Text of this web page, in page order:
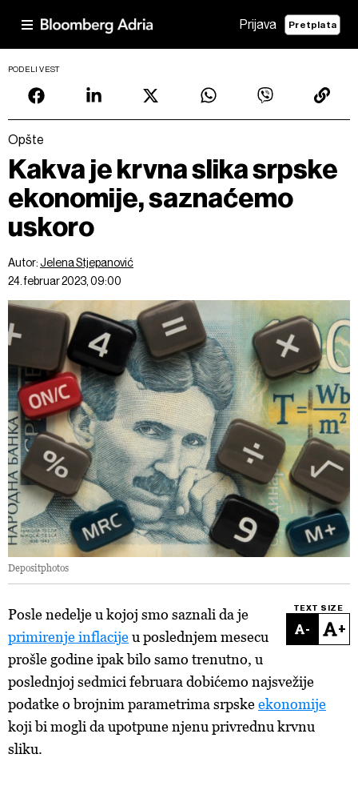
Prijava Pretplata
PODELI VEST
Opšte
Kakva je krvna slika srpske
ekonomije, saznaćemo
uskoro
Autor:Jelena Stjepanović
24. februar 2023, 09:00
Depositphotos
TEXT SIZE
- +
Posle nedelje u kojoj smo saznali da je
primirenje inflacijeu poslednjem mesecu
prošle godine ipak bilo samo trenutno, u
poslednjoj sedmici februara dobićemo najsvežije
podatke o brojnim parametrima srpskeekonomije
koji bi mogli da upotpune njenu privrednu krvnu
sliku.